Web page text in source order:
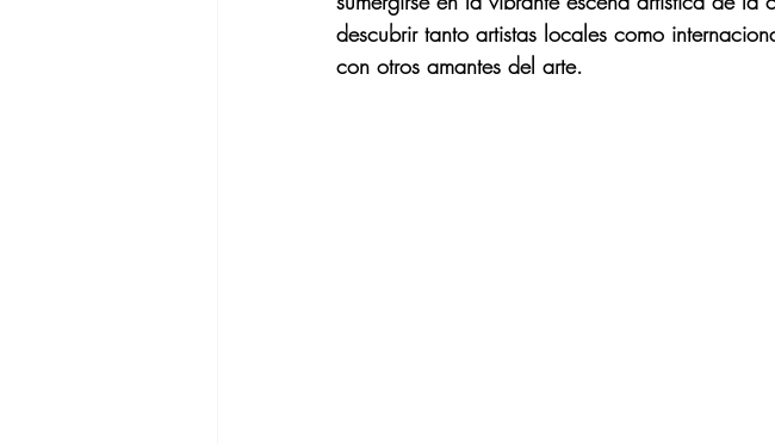
descubrir tanto artistas locales como
con otros amantes del arte.